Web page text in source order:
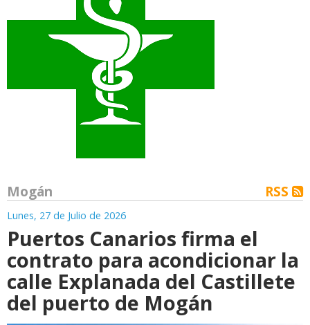
Mogán RSS
Lunes, 27 de Julio de 2026
Puertos Canarios firma el
contrato para acondicionar la
calle Explanada del Castillete
del puerto de Mogán